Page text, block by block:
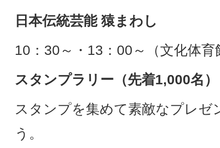
日本伝統芸能 猿まわし
10：30～・13：00～（文化体
スタンプラリー（先着1,000名）
スタンプを集めて素敵なプレゼ
う。